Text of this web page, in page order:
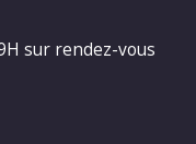
sur rendez-vous